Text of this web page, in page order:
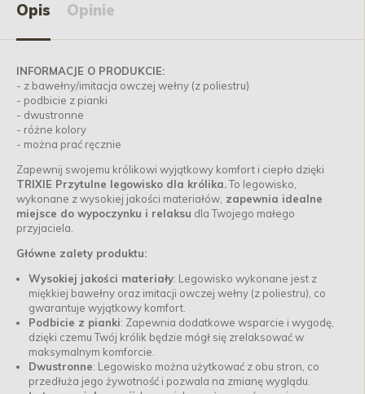
Opis Opinie
INFORMACJE O PRODUKCIE:
- z bawełny/imitacja owczej wełny (z poliestru)
- podbicie z pianki
- dwustronne
- różne kolory
- można prać ręcznie
Zapewnij swojemu królikowi wyjątkowy komfort i ciepło dzięki
TRIXIE Przytulne legowisko dla królika.To legowisko,
wykonane z wysokiej jakości materiałów, zapewnia idealne
miejsce do wypoczynku i relaksu dla Twojego małego
przyjaciela.
Główne zalety produktu:
Wysokiej jakości materiały: Legowisko wykonane jest z
miękkiej bawełny oraz imitacji owczej wełny (z poliestru), co
gwarantuje wyjątkowy komfort.
Podbicie z pianki: Zapewnia dodatkowe wsparcie i wygodę,
dzięki czemu Twój królik będzie mógł się zrelaksować w
maksymalnym komforcie.
Dwustronne: Legowisko można użytkować z obu stron, co
przedłuża jego żywotność i pozwala na zmianę wyglądu.